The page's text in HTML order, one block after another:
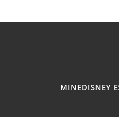
MINEDISNEY